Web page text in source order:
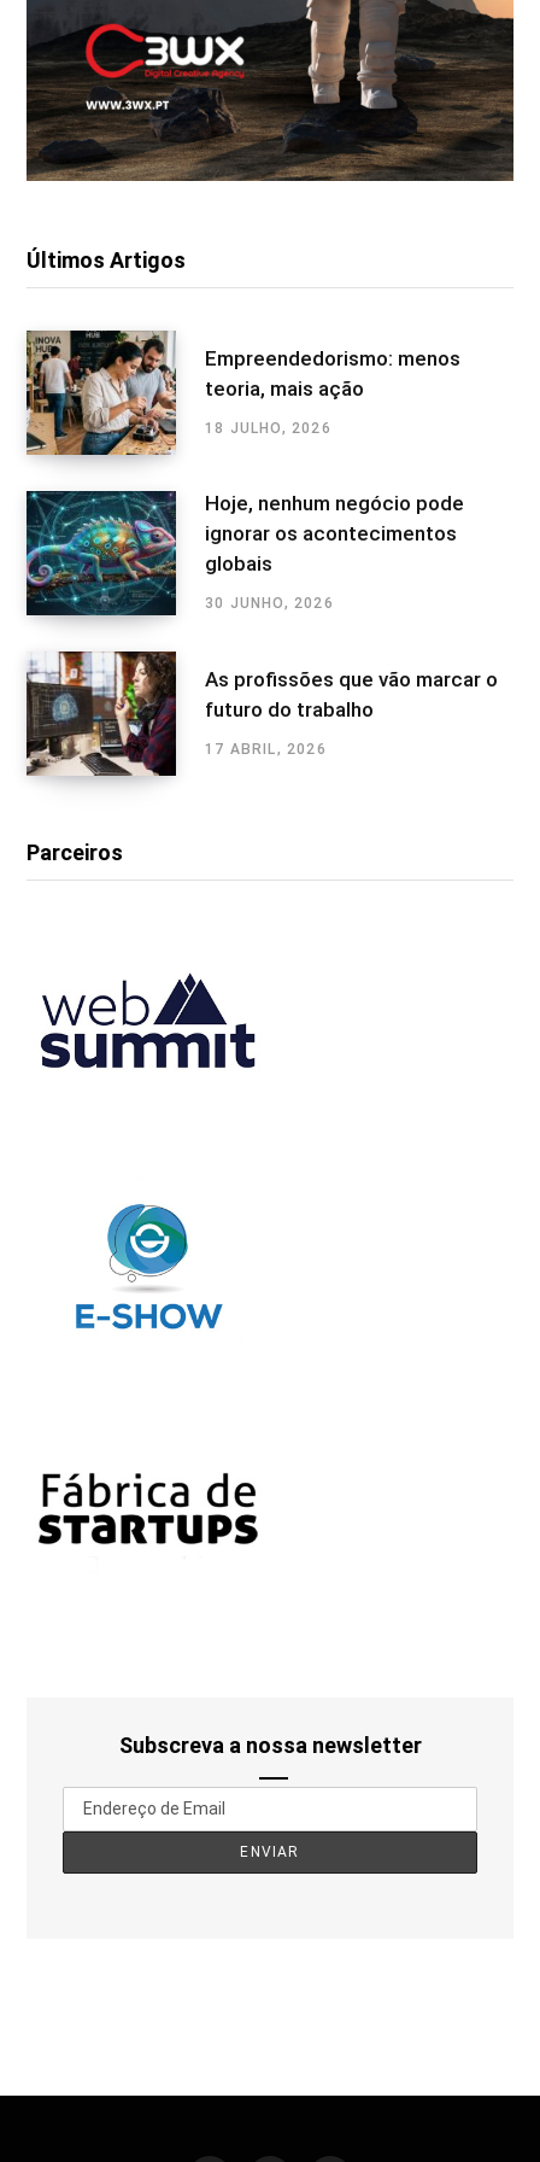
Últimos Artigos
Empreendedorismo: menos
teoria, mais ação
18 JULHO, 2026
Hoje, nenhum negócio pode
ignorar os acontecimentos
globais
30 JUNHO, 2026
As profissões que vão marcar o
futuro do trabalho
17 ABRIL, 2026
Parceiros
Subscreva a nossa newsletter